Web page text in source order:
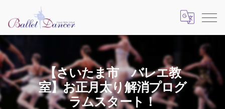
【さいたま市 バレエ教
室】お正月太り解消プログ
ラムスタート！